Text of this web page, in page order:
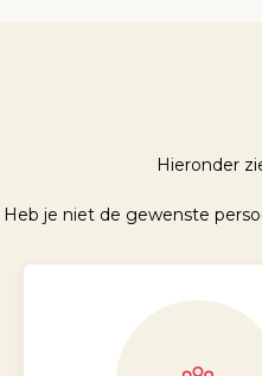
Hieronder
Heb je niet de gewenste